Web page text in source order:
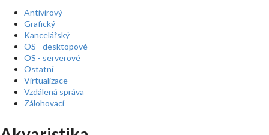
Antivirový
Grafický
Kancelářský
OS - desktopové
OS - serverové
Ostatní
Virtualizace
Vzdálená správa
Zálohovací